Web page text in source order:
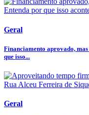
Geral
Financiamento aprovado,
que isso...
Geral